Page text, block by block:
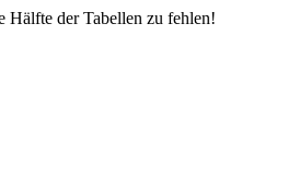
Hälfte der Tabellen zu fehlen!